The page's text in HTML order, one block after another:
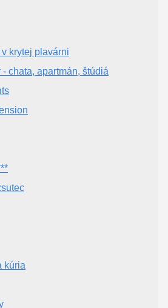
krytej plavárni
chata, apartmán, štúdiá
kúria